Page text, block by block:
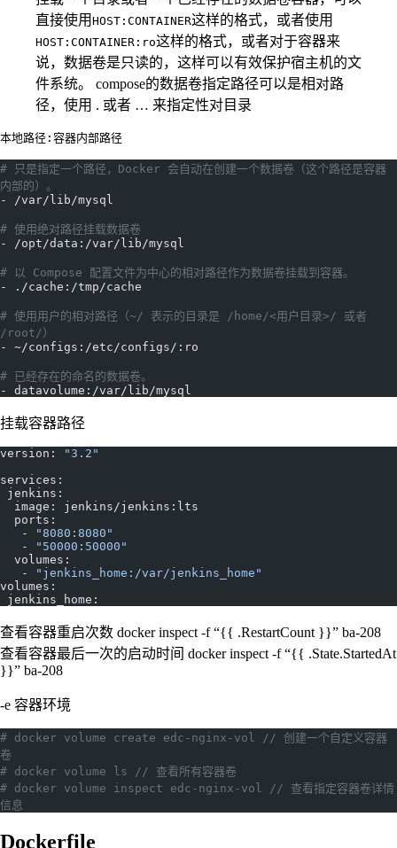
直接使用 HOST:CONTAINER这样的格式，或者使用
HOST:CONTAINER:ro这样的格式，或者对于容器来
说，数据卷是只读的，这样可以有效保护宿主机的文
件系统。 compose的数据卷指定路径可以是相对路
径，使用 . 或者 … 来指定性对目录
本地路径:容器内部路径
# 只是指定一个路径，Docker 会自动在创建一个数据卷（这个路径是容器
内部的）。
- /var/lib/mysql
# 使用绝对路径挂载数据卷
- /opt/data:/var/lib/mysql
# 以 Compose 配置文件为中心的相对路径作为数据卷挂载到容器。
- ./cache:/tmp/cache
# 使用用户的相对路径（~/ 表示的目录是 /home/<用户目录>/ 或者
/root/）
- ~/configs:/etc/configs/:ro
# 已经存在的命名的数据卷。
- datavolume:/var/lib/mysql
挂载容器路径
version:
"3.2"
services:
jenkins:
  image: jenkins/jenkins:lts
  ports:
   -
"8080:8080"
   -
"50000:50000"
  volumes:
   -
"jenkins_home:/var/jenkins_home"
volumes:
jenkins_home:
查看容器重启次数 docker inspect -f “{{ .RestartCount }}” ba-208
查看容器最后一次的启动时间 docker inspect -f “{{ .State.StartedAt
}}” ba-208
-e 容器环境
# docker volume create edc-nginx-vol // 创建一个自定义容器
卷
# docker volume ls // 查看所有容器卷
# docker volume inspect edc-nginx-vol // 查看指定容器卷详情
信息
Dockerfile